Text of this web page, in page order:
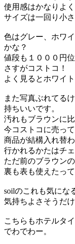
使用感はかなりよ
サイズは一回り小
色はグレー、ホワ
かな？
値段も１０００円位
さすがコストコ！
よく見るとホワイ
また写真ぶれてる
持ちいいです。
汚れもブラウンに
今コストコに売っ
商品が結構入れ替
行かれるかたはチ
ただ前のブラウン
裏も表も使えたっ
soilのこれも気にな
気持ちよさそうだけ
こちらもホテルタ
でわでわー。